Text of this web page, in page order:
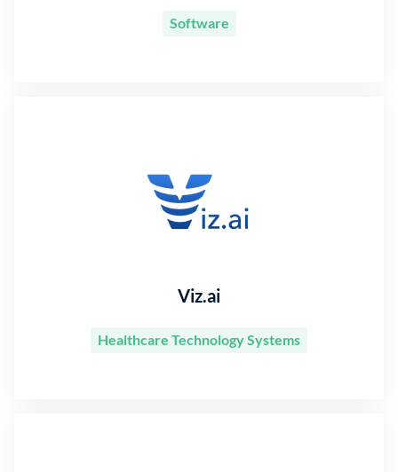
Software
Viz.ai
Healthcare Technology Systems